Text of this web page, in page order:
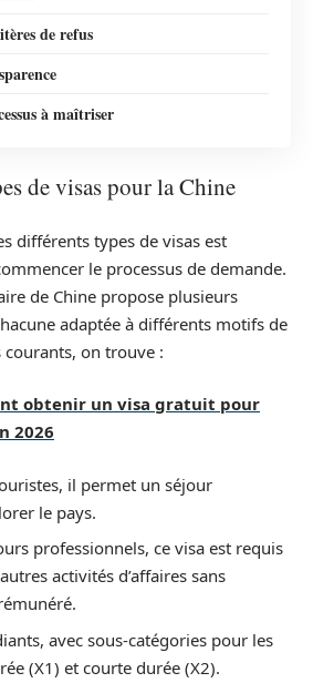
de refus
à maîtriser
de visas pour la Chine
différents types de visas est
le processus de demande.
de Chine propose plusieurs
adaptée à différents motifs de
courants, on trouve :
obtenir un visa gratuit pour
2026
il permet un séjour
le pays.
professionnels, ce visa est requis
activités d’affaires sans
avec sous-catégories pour les
(X1) et courte durée (X2).